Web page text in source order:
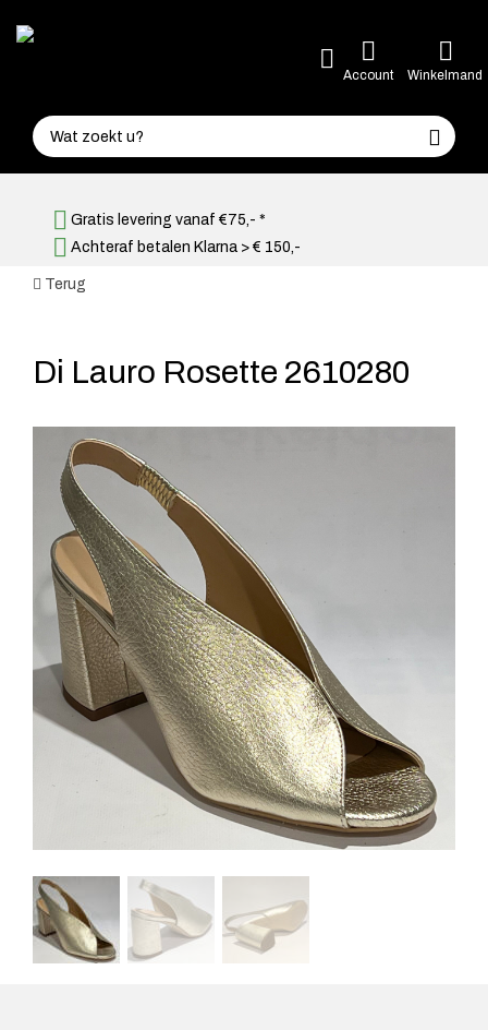
Account Winkelmand
Gratis levering vanaf €75,- *
Achteraf betalen Klarna > € 150,-
Terug
Di Lauro Rosette 2610280